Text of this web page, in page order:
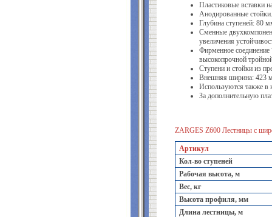
Пластиковые вставки
Анодированные стойки.
Глубина ступеней: 80
Сменные
увеличения
Фирменное соединение
высокопрочной
Ступени и стойки из
Внешняя ширина: 423
Используются также в
За дополнительную
ZARGES Z600 Лестницы с
Артикул
Кол-во ступеней
Рабочая высота, м
Вес, кг
Высота профиля, мм
Длина лестницы, м